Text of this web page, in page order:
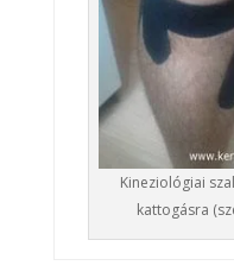
Kineziológiai
kattogásra